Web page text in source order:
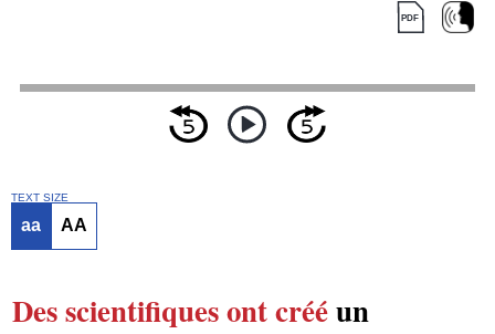
TEXT SIZE
aa AA
Des scientifiquesont crééun